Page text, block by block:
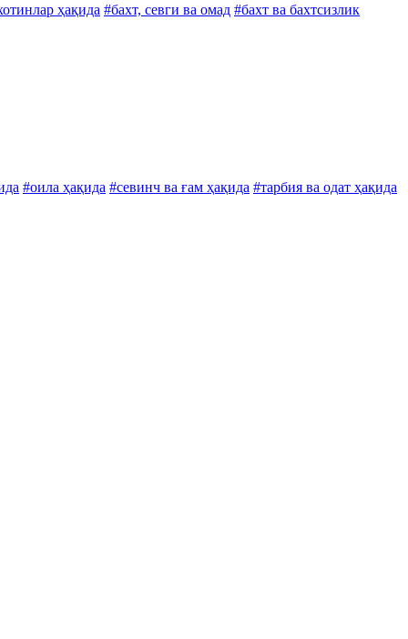
ҳақида #бахт, севги ва омад #бахт ва бахтсизлик
#оила ҳақида #севинч ва ғам ҳақида #тарбия ва одат ҳақида